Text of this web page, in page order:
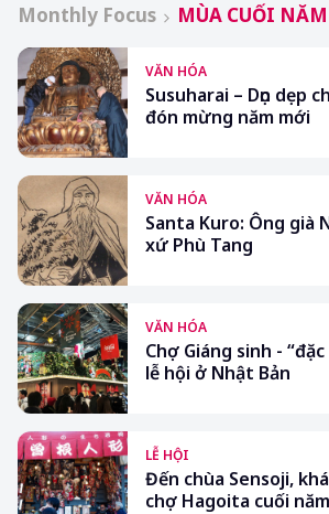
Monthly Focus MÙA CUỐI NĂM
VĂN HÓA
Susuharai – Dọn dẹp
đón mừng năm mới
VĂN HÓA
Santa Kuro: Ông già
xứ Phù Tang
VĂN HÓA
Chợ Giáng sinh -
lễ hội ở Nhật Bản
LỄ HỘI
Đến chùa Sensoji,
chợ Hagoita cuối năm